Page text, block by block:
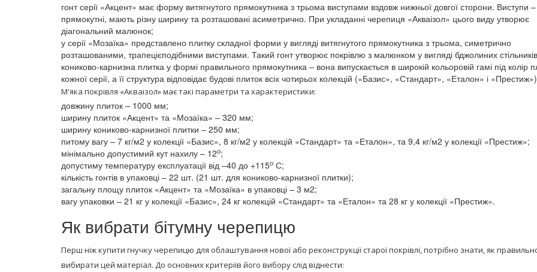
гонт серії «Акцент» має форму витягнутого прямокутника з трьома виступами вздовж нижньої довгої сторони. Виступи –
прямокутні, мають різну ширину та розташовані асиметрично. При укладанні черепиця «Акваізол» цього виду утворює
діагональний малюнок;
у серії «Мозаїка» представлено плитку складної форми у вигляді витягнутого прямокутника з трьома, симетрично
розташованими, трапецієподібними виступами. Такий гонт утворює покрівлю з малюнком у вигляді бджолиних
кониково-карнизна плитка у формі правильного прямокутника – вона випускається в широкій кольоровій гамі під колір
кожної серії, а її структура відповідає будові плиток всіх чотирьох колекцій («Базис», «Стандарт», «Еталон» і
М'яка покрівля «Акваізол» має такі параметри та характеристики:
довжину плиток – 1000 мм;
ширину плиток «Акцент» та «Мозаїка» – 320 мм;
ширину кониково-карнизної плитки – 250 мм;
питому вагу – 7 кг/м2 у колекції «Базис», 8 кг/м2 у колекцій «Стандарт» та «Еталон», та 9,4 кг/м2 у колекції «Престиж»;
мінімально допустимий кут нахилу – 12о;
допустиму температуру експлуатації від –40 до +115о С;
кількість гонтів в упаковці – 22 шт. (21 шт. для кониково-карнизної плитки);
загальну площу плиток «Акцент» та «Мозаїка» в упаковці – 3 м2;
вагу упаковки – 21 кг у колекції «Базис», 24 кг колекцій «Стандарт» та «Еталон» та 28 кг у колекції «Престиж».
Як вибрати бітумну черепицю
Перш ніж купити гнучку черепицю для облаштування нової або реконструкції старої покрівлі, потрібно знати, як
вибирати цей матеріал. До основних критеріїв його вибору слід віднести: